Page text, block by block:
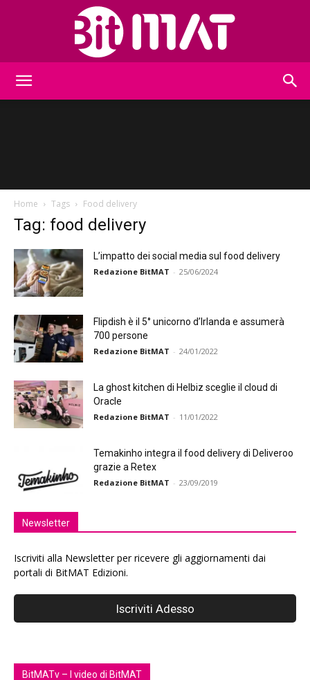
Home Tags Food delivery
Tag: food delivery
L’impatto dei social media sul food delivery
Redazione BitMAT - 25/06/2024
Flipdish è il 5° unicorno d’Irlanda e assumerà
700 persone
Redazione BitMAT - 24/01/2022
La ghost kitchen di Helbiz sceglie il cloud di
Oracle
Redazione BitMAT - 11/01/2022
Temakinho integra il food delivery di Deliveroo
grazie a Retex
Redazione BitMAT - 23/09/2019
Newsletter
Iscriviti alla Newsletter per ricevere gli aggiornamenti dai
portali di BitMAT Edizioni.
BitMATv – I video di BitMAT